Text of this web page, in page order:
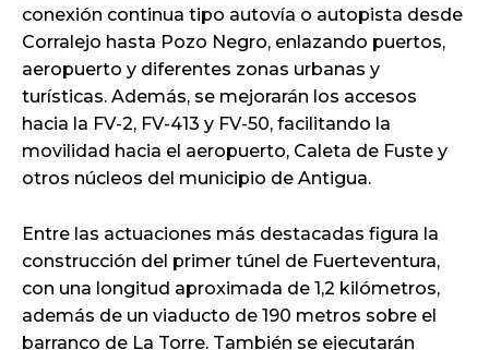
conexión continua tipo autovía o autopista desde
Corralejo hasta Pozo Negro, enlazando puertos,
aeropuerto y diferentes zonas urbanas y
turísticas. Además, se mejorarán los accesos
hacia la FV-2, FV-413 y FV-50, facilitando la
movilidad hacia el aeropuerto, Caleta de Fuste y
otros núcleos del municipio de Antigua.
Entre las actuaciones más destacadas figura la
construcción del primer túnel de Fuerteventura,
con una longitud aproximada de 1,2 kilómetros,
además de un viaducto de 190 metros sobre el
barranco de La Torre. También se ejecutarán